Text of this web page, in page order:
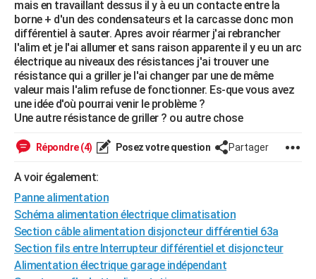
Forum
Aménagement intérieur
Extérieur
Cuisine
Salle de bains
Jardinage
Rangement
WEEK-END
Guides de France
Escapades
Patrimoine
Expositions
Musées
Week-end nature
LIFESTYLE
Art de vivre
Bien-être
Loisirs
Mode
Modes de vie
SANTE
Alimentation
Guide de la santé
Maladies
Médicaments
Sommeil
VOYAGE
Destinations
City break
Voyage nature
Voyage de noces
Forum
Climat
PHOTO
GUIDES D'ACHAT
BONS PLANS
CARTE DE VOEUX
Carte de Noël
Carte Bonne année
Carte Saint-Valentin
Carte Pâques
Carte d'anniversaire
DICTIONNAIRE
mais en travaillant dessus il y à eu un contacte entre la
borne + d'un des condensateurs et la carcasse donc mon
différentiel à sauter. Apres avoir réarmer j'ai rebrancher
l'alim et je l'ai allumer et sans raison apparente il y eu un arc
électrique au niveaux des résistances j'ai trouver une
résistance qui a griller je l'ai changer par une de même
valeur mais l'alim refuse de fonctionner. Es-que vous avez
une idée d'où pourrai venir le problème ?
Une autre résistance de griller ? ou autre chose
Répondre (4) Posez votre question Partager
A voir également:
Panne alimentation
Schéma alimentation électrique climatisation
Section câble alimentation disjoncteur différentiel 63a
Section fils entre Interrupteur différentiel et disjoncteur
Alimentation électrique garage indépendant